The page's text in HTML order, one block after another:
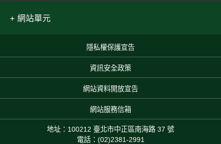
網站單元
隱私權保護宣告
資訊安全政策
網站資料開放宣告
網站服務信箱
地址：100212 臺北市中正區南海路 37 號
電話：(02)2381-2991